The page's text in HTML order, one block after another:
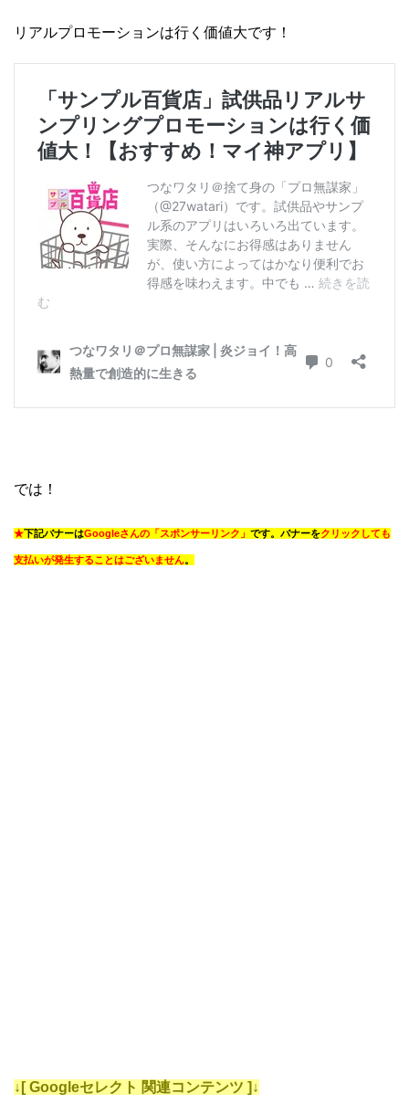
リアルプロモーションは行く価値大です！
では！
★下記バナーはGoogleさんの「スポンサーリンク」 です。バナーをクリックしても
支払いが発生することはございません。
↓[ Googleセレクト 関連コンテンツ ]↓